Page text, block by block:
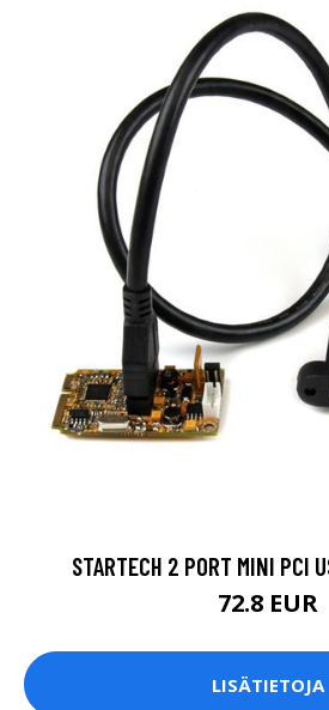
STARTECH 2 PORT MINI PCI
72.8 EUR
LISÄTIETOJA